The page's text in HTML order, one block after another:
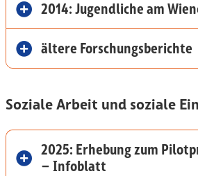
2014: Jugendliche am
ältere Forschungsberichte
Soziale Arbeit und soziale
2025: Erhebung zum
– Infoblatt